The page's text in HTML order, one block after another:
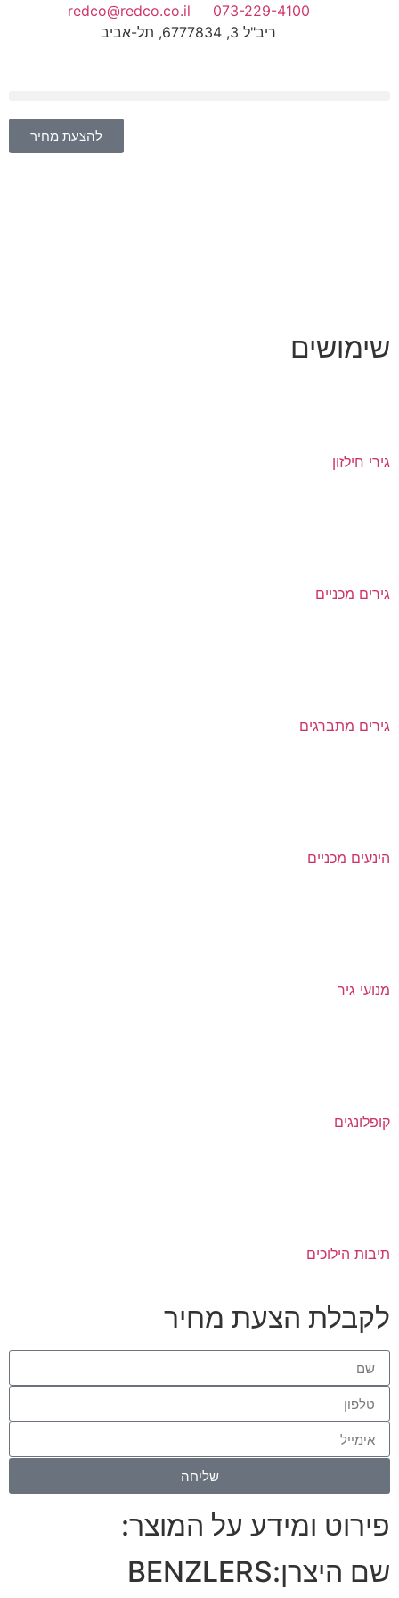
073-229-4100
redco@redco.co.il
ריב"ל 3, 6777834, תל-אביב
להצעת מחיר
פירוט ומידע על המוצר:
שם היצרן:BENZLERS
שימושים
גירי חילזון
גירים מכניים
גירים מתברגים
הינעים מכניים
מנועי גיר
קופלונגים
תיבות הילוכים
לקבלת הצעת מחיר
שליחה